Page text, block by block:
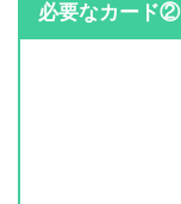
必要なカード②